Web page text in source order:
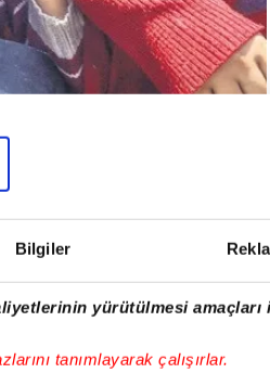
Bilgiler
yürütülmesi amaçları
tanımlayarak çalışırlar.